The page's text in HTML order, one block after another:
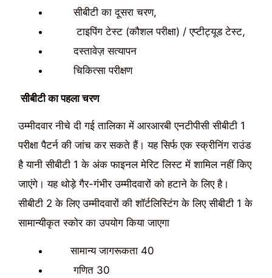
सीबीटी का दूसरा चरण,
टाइपिंग टेस्ट (कौशल परीक्षा) / एप्टीट्यूड टेस्ट,
दस्तावेज़ सत्यापन
चिकित्सा परीक्षण
सीबीटी का पहला चरण
उम्मीदवार नीचे दी गई तालिका में आरआरबी एनटीपीसी सीबीटी 1
परीक्षा पैटर्न की जांच कर सकते हैं। यह सिर्फ एक स्क्रीनिंग राउंड
है यानी सीबीटी 1 के अंक फाइनल मेरिट लिस्ट में शामिल नहीं किए
जाएंगे। यह थोड़े गैर-गंभीर उम्मीदवारों को हटाने के लिए है।
सीबीटी 2 के लिए उम्मीदवारों की शॉर्टलिस्टिंग के लिए सीबीटी 1 के
सामान्यीकृत स्कोर का उपयोग किया जाएगा
सामान्य जागरूकता 40
गणित 30